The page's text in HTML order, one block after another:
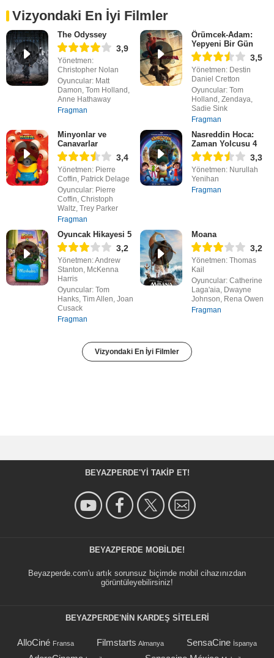
Vizyondaki En İyi Filmler
The Odyssey
3,9
Yönetmen:
Christopher Nolan
Oyuncular: Matt
Damon, Tom Holland,
Anne Hathaway
Fragman
Örümcek-Adam:
Yepyeni Bir Gün
3,5
Yönetmen: Destin
Daniel Cretton
Oyuncular: Tom
Holland, Zendaya,
Sadie Sink
Fragman
Minyonlar ve
Canavarlar
3,4
Yönetmen: Pierre
Coffin, Patrick Delage
Oyuncular: Pierre
Coffin, Christoph
Waltz, Trey Parker
Fragman
Nasreddin Hoca:
Zaman Yolcusu 4
3,3
Yönetmen: Nurullah
Yenihan
Fragman
Oyuncak Hikayesi 5
3,2
Yönetmen: Andrew
Stanton, McKenna
Harris
Oyuncular: Tom
Hanks, Tim Allen, Joan
Cusack
Fragman
Moana
3,2
Yönetmen: Thomas
Kail
Oyuncular: Catherine
Laga'aia, Dwayne
Johnson, Rena Owen
Fragman
Vizyondaki En İyi Filmler
BEYAZPERDE'YI TAKIP ET!
BEYAZPERDE MOBILDE!
Beyazperde.com'u artık sorunsuz biçimde mobil cihazınızdan
görüntüleyebilirsiniz!
BEYAZPERDE'NIN KARDEŞ SİTELERİ
AlloCiné Fransa Filmstarts Almanya SensaCine İspanya